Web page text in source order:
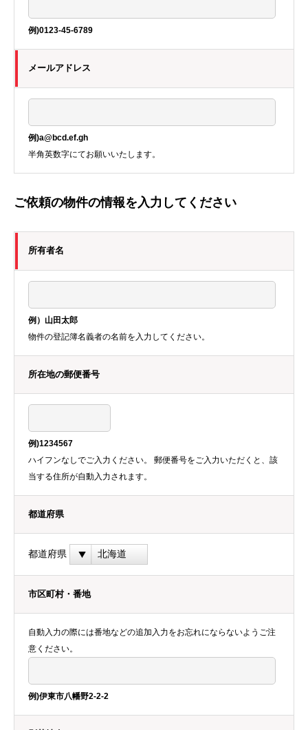
例)0123-45-6789
メールアドレス
例)a@bcd.ef.gh
半角英数字にてお願いいたします。
ご依頼の物件の情報を入力してください
所有者名
例）山田太郎
物件の登記簿名義者の名前を入力してください。
所在地の郵便番号
例)1234567
ハイフンなしでご入力ください。 郵便番号をご入力いただくと、該
当する住所が自動入力されます。
都道府県
都道府県
市区町村・番地
自動入力の際には番地などの追加入力をお忘れにならないようご注
意ください。
例)伊東市八幡野2-2-2